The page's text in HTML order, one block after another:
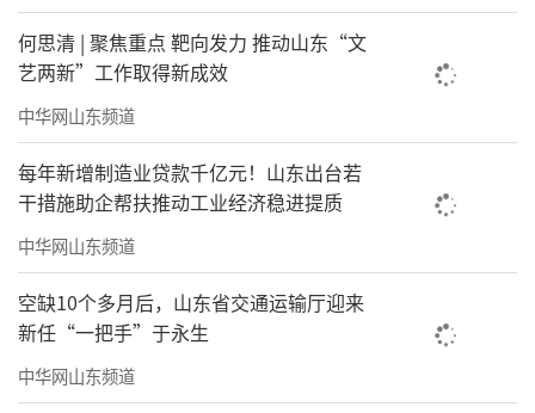
何思清 | 聚焦重点 靶向发力 推动山东“文
艺两新”工作取得新成效
中华网山东频道
每年新增制造业贷款千亿元！山东出台若
干措施助企帮扶推动工业经济稳进提质
中华网山东频道
空缺10个多月后，山东省交通运输厅迎来
新任“一把手”于永生
中华网山东频道